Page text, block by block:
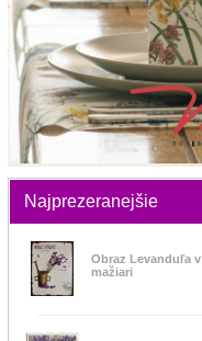
Najprezeranejšie
Obraz Levanduľa v
mažiari